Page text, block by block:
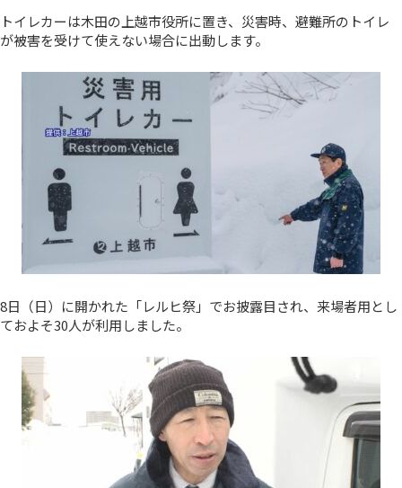
トイレカーは木田の上越市役所に置き、災害時、避難所のトイレ
が被害を受けて使えない場合に出動します。
8日（日）に開かれた「レルヒ祭」でお披露目され、来場者用とし
ておよそ30人が利用しました。